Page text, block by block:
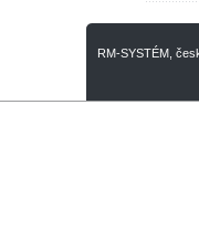
RM-SYSTÉM,